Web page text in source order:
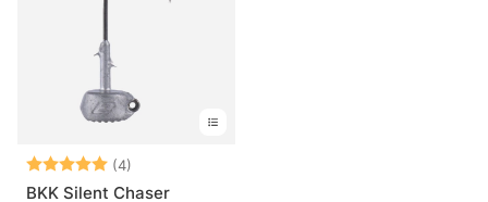
Beoordeling:
(4)
BKK Silent Chaser